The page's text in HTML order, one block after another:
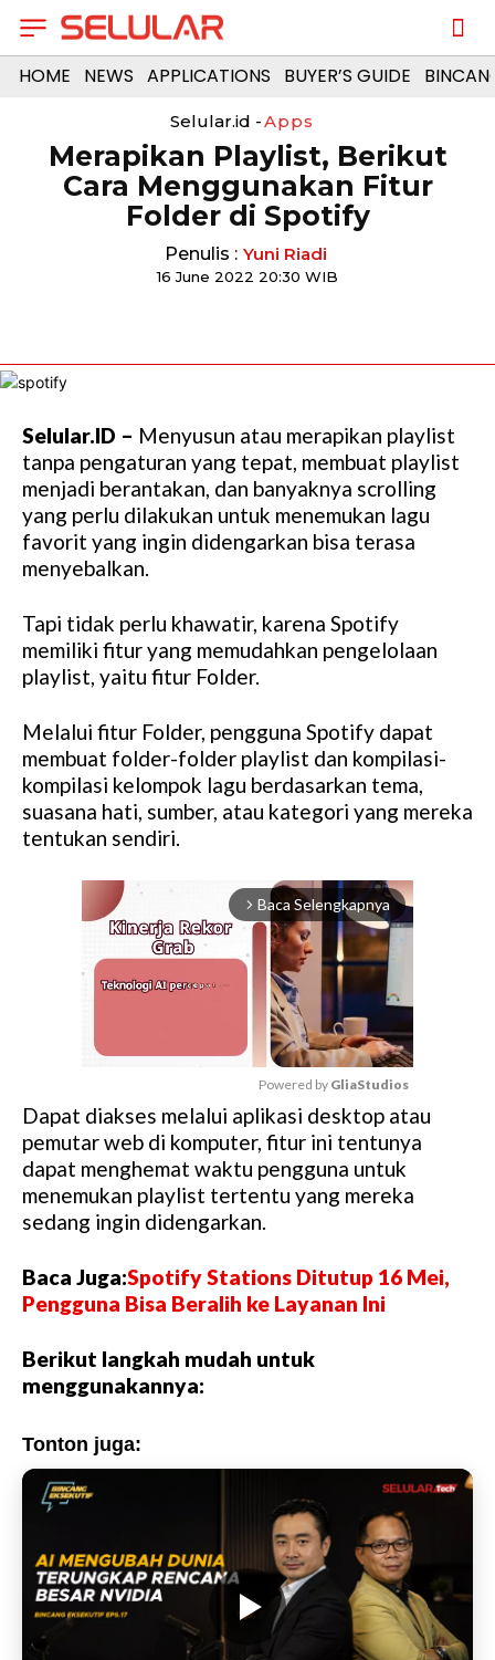
HOME NEWS APPLICATIONS BUYER’S GUIDE
Selular.id -Apps
Merapikan Playlist, Berikut
Cara Menggunakan Fitur
Folder di Spotify
Penulis : Yuni Riadi
16 June 2022 20:30 WIB
Selular.ID – Menyusun atau merapikan playlist
tanpa pengaturan yang tepat, membuat playlist
menjadi berantakan, dan banyaknya scrolling
yang perlu dilakukan untuk menemukan lagu
favorit yang ingin didengarkan bisa terasa
menyebalkan.
Tapi tidak perlu khawatir, karena Spotify
memiliki fitur yang memudahkan pengelolaan
playlist, yaitu fitur Folder.
Melalui fitur Folder, pengguna Spotify dapat
membuat folder-folder playlist dan kompilasi-
kompilasi kelompok lagu berdasarkan tema,
suasana hati, sumber, atau kategori yang mereka
tentukan sendiri.
arrow_forward_ios Baca Selengkapnya
M
u
t
e
Powered by GliaStudios
Dapat diakses melalui aplikasi desktop atau
pemutar web di komputer, fitur ini tentunya
dapat menghemat waktu pengguna untuk
menemukan playlist tertentu yang mereka
sedang ingin didengarkan.
Baca Juga:Spotify Stations Ditutup 16 Mei,
Pengguna Bisa Beralih ke Layanan Ini
Berikut langkah mudah untuk
menggunakannya:
Tonton juga: